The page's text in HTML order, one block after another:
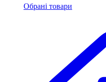
Обрані товари